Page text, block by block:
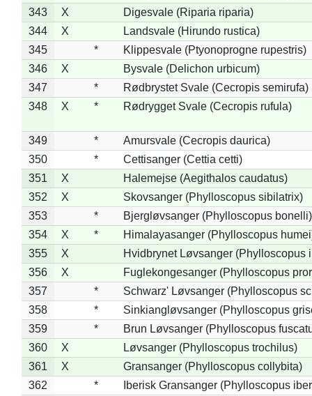
343
X
Digesvale (Riparia riparia)
344
X
Landsvale (Hirundo rustica)
345
*
Klippesvale (Ptyonoprogne rupestris)
346
X
Bysvale (Delichon urbicum)
347
*
Rødbrystet Svale (Cecropis semirufa)
348
X * Rødrygget Svale (Cecropis rufula)
349 *
Amursvale (Cecropis daurica)
350
*
Cettisanger (Cettia cetti)
351
X
Halemejse (Aegithalos caudatus)
352
X
Skovsanger (Phylloscopus sibilatrix)
353
*
Bjergløvsanger (Phylloscopus bonelli)
354
X *
Himalayasanger (Phylloscopus
355
X
Hvidbrynet Løvsanger (Phylloscopus
356
X
Fuglekongesanger (Phylloscopus
357
*
Schwarz' Løvsanger (Phylloscopus
358
*
Sinkiangløvsanger (Phylloscopus
359
*
Brun Løvsanger (Phylloscopus
360
X
Løvsanger (Phylloscopus trochilus)
361
X
Gransanger (Phylloscopus collybita)
362
* Iberisk Gransanger (Phylloscopus